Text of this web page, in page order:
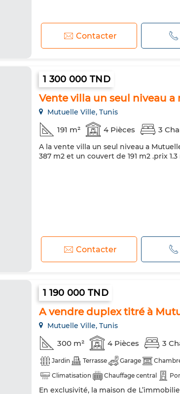
Contacter
1 300 000 TND
Vente villa un seul niveau
Mutuelle Ville, Tunis
191 m² 4 Pièces 3
A la vente villa un seul niveau a
387 m2 et un couvert de 191 m2 .prix
Contacter
1 190 000 TND
A vendre duplex titré à
Mutuelle Ville, Tunis
300 m² 4 Pièces 3
Jardin Terrasse Garage
Climatisation
Chauffage central
En exclusivité, la maison de